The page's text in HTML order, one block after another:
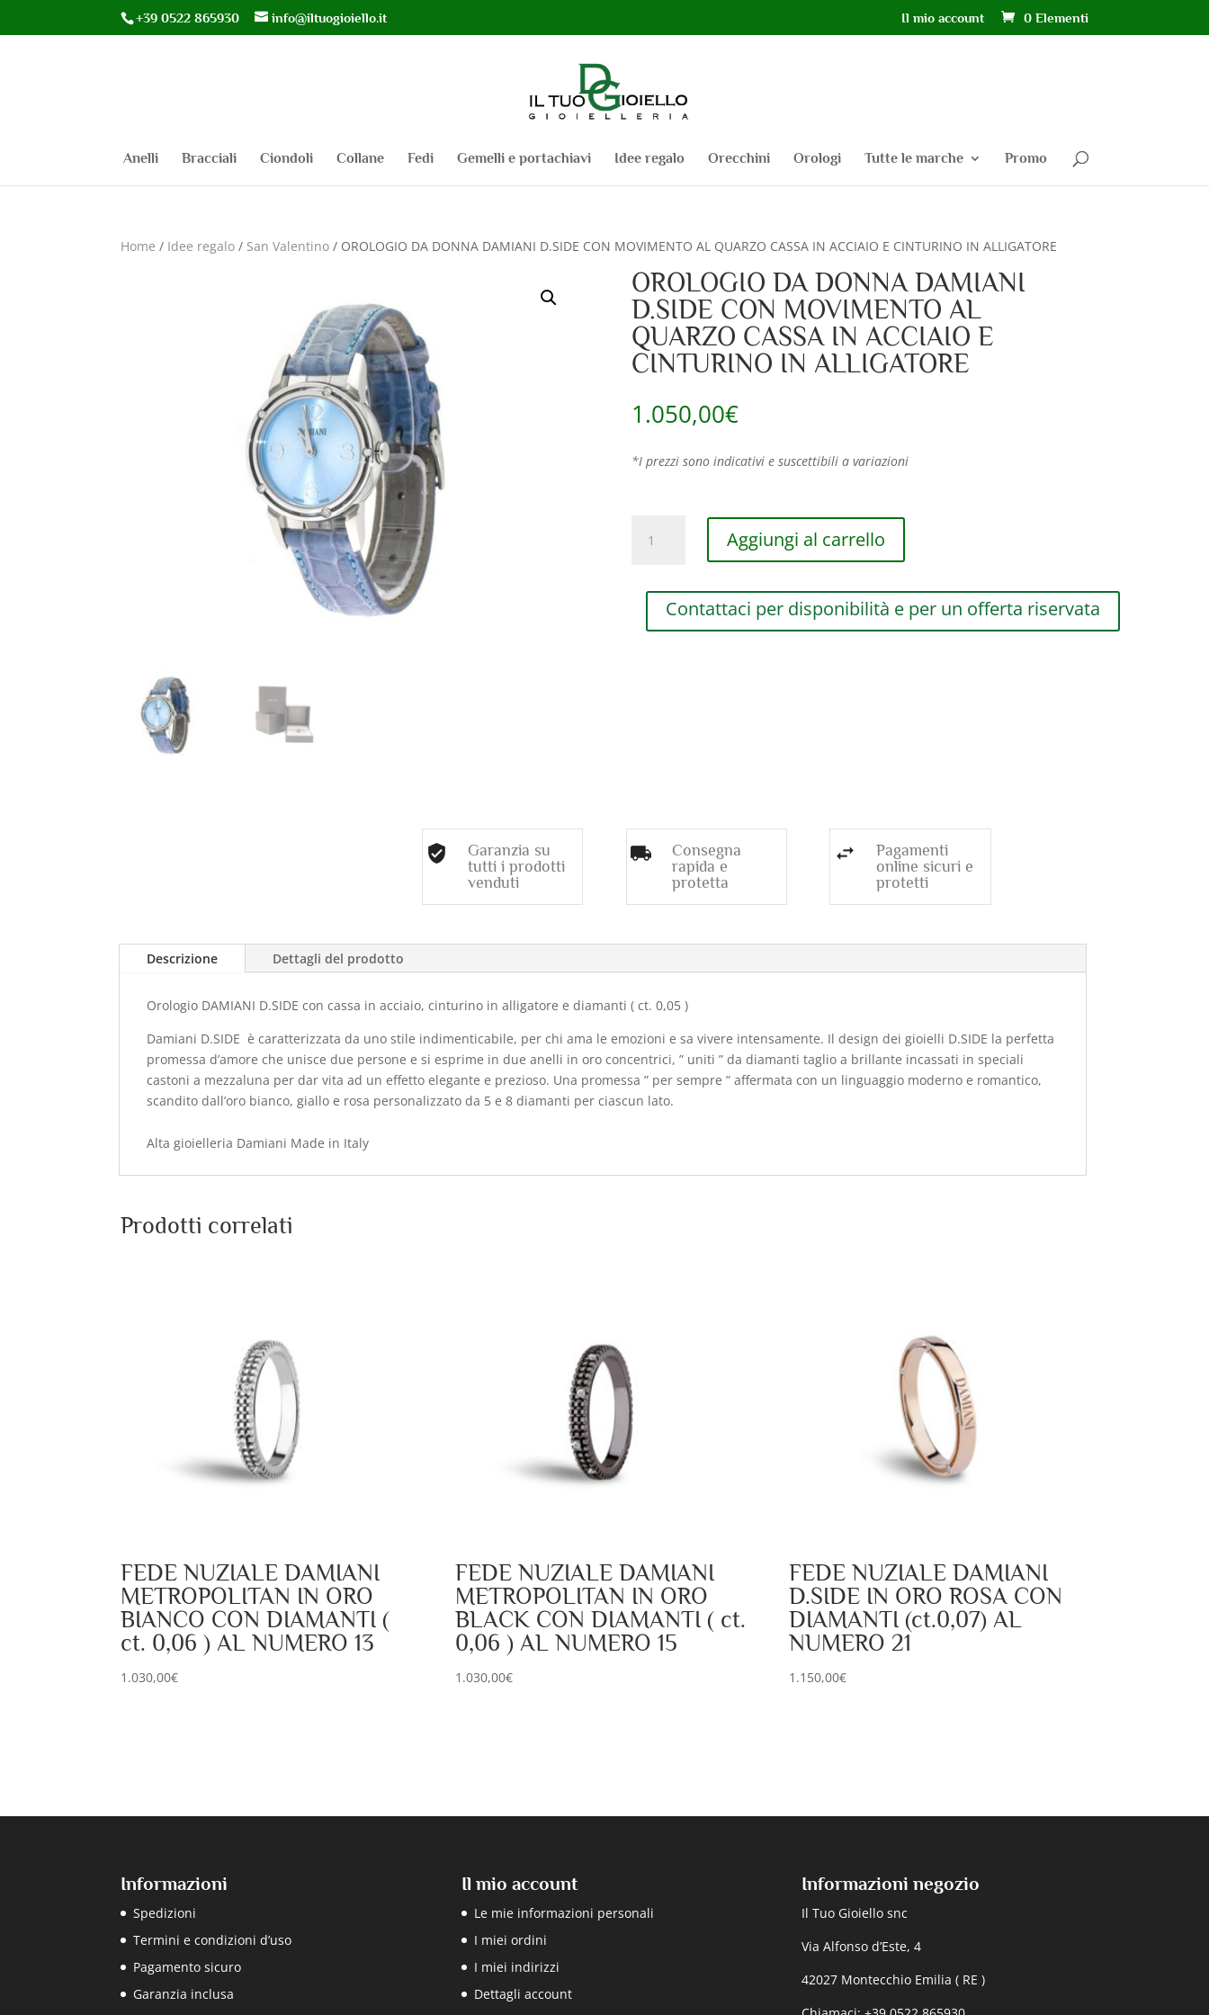
+39 0522 865930 info@iltuogioiello.it Il mio account 0 Elementi
Anelli Bracciali Ciondoli Collane Fedi Gemelli e portachiavi Idee regalo Orecchini Orologi Tutte le marche Promo
Home / Idee regalo / San Valentino / OROLOGIO DA DONNA DAMIANI D.SIDE CON MOVIMENTO AL QUARZO CASSA IN ACCIAIO E CINTURINO IN ALLIGATORE
OROLOGIO DA DONNA DAMIANI
D.SIDE CON MOVIMENTO AL
QUARZO CASSA IN ACCIAIO E
CINTURINO IN ALLIGATORE
1.050,00€
*I prezzi sono indicativi e suscettibili a variazioni
D.SIDE
CON
ALLIGATORE
quantità
Aggiungi al carrello
Contattaci per disponibilità e per un offerta riservata
Garanzia su
tutti i prodotti
venduti
Consegna
rapida e
protetta
Pagamenti
online sicuri e
protetti
Descrizione Dettagli del prodotto
Orologio DAMIANI D.SIDE con cassa in acciaio, cinturino in alligatore e diamanti ( ct. 0,05 )
Damiani D.SIDE è caratterizzata da uno stile indimenticabile, per chi ama le emozioni e sa vivere intensamente. Il design dei gioielli D.SIDE la perfetta
promessa d’amore che unisce due persone e si esprime in due anelli in oro concentrici, ” uniti ” da diamanti taglio a brillante incassati in speciali
castoni a mezzaluna per dar vita ad un effetto elegante e prezioso. Una promessa ” per sempre ” affermata con un linguaggio moderno e romantico,
scandito dall’oro bianco, giallo e rosa personalizzato da 5 e 8 diamanti per ciascun lato.
Alta gioielleria Damiani Made in Italy
Prodotti correlati
FEDE NUZIALE DAMIANI
METROPOLITAN IN ORO
BIANCO CON DIAMANTI (
ct. 0,06 ) AL NUMERO 13
1.030,00€
FEDE NUZIALE DAMIANI
METROPOLITAN IN ORO
BLACK CON DIAMANTI ( ct.
0,06 ) AL NUMERO 15
1.030,00€
FEDE NUZIALE DAMIANI
D.SIDE IN ORO ROSA CON
DIAMANTI (ct.0,07) AL
NUMERO 21
1.150,00€
Informazioni
Spedizioni
Termini e condizioni d’uso
Pagamento sicuro
Garanzia inclusa
Il mio account
Le mie informazioni personali
I miei ordini
I miei indirizzi
Dettagli account
Informazioni negozio
Il Tuo Gioiello snc
Via Alfonso d’Este, 4
42027 Montecchio Emilia ( RE )